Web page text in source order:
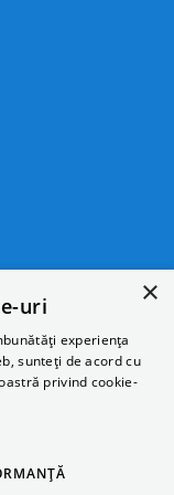
×
uri
experiența
sunteți de acord cu
privind cookie-